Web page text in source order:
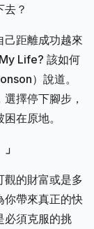
？
己距離成功越來
Life? 該如何
）說道。
擇停下腳步，
在原地。
觀的財富或是多
你帶來真正的快
必須克服的挑